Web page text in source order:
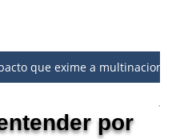
que exime a
por